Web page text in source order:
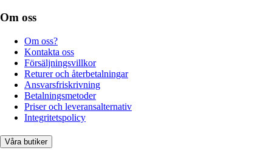
Om oss
Om oss?
Kontakta oss
Försäljningsvillkor
Returer och återbetalningar
Ansvarsfriskrivning
Betalningsmetoder
Priser och leveransalternativ
Integritetspolicy
Våra butiker